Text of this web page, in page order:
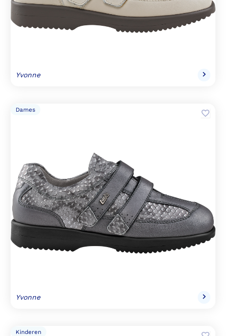
Yvonne
Dames
Yvonne
Kinderen